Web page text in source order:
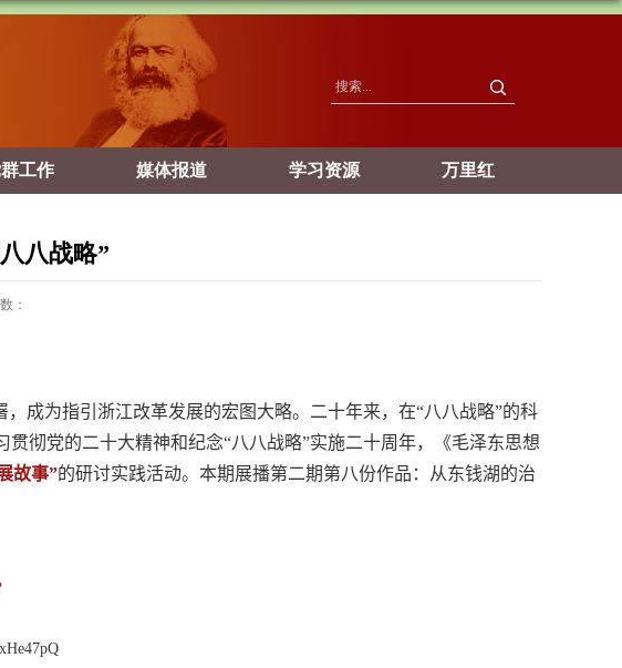
工作 媒体报道 学习资源 万里红
八战略”
：
成为指引浙江改革发展的宏图大略。二十年来，在“八八战略”的科
彻党的二十大精神和纪念“八八战略”实施二十周年，《毛泽东思想
故事”的研讨实践活动。本期展播第二期第八份作品：从东钱湖的治